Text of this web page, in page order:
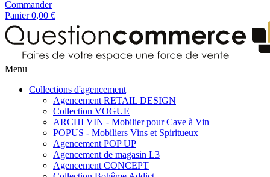
Commander
Panier 0,00 €
Menu
Collections d'agencement
Agencement RETAIL DESIGN
Collection VOGUE
ARCHI VIN - Mobilier pour Cave à Vin
POPUS - Mobiliers Vins et Spiritueux
Agencement POP UP
Agencement de magasin L3
Agencement CONCEPT